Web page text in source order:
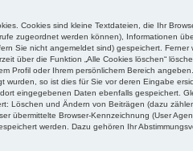
Cookies sind kleine Textdateien, die Ihr
zugeordnet werden können), Informationen
Sie nicht angemeldet sind) gespeichert.
über die Funktion „Alle Cookies löschen“
Profil oder Ihrem persönlichem Bereich
so ist dies für Sie vor deren Eingabe
eingegebenen Daten ebenfalls gespeichert.
Löschen und Ändern von Beiträgen (dazu
übermittelte Browser-Kennzeichnung (User
werden. Dazu gehören Ihr